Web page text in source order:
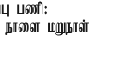
பணி:
நாளை மறுநாள்